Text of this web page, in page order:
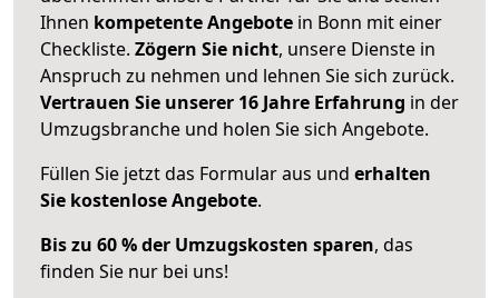
Ihnen kompetente Angebote in Bonn mit einer
Checkliste. Zögern Sie nicht, unsere Dienste in
Anspruch zu nehmen und lehnen Sie sich zurück.
Vertrauen Sie unserer 16 Jahre Erfahrung in der
Umzugsbranche und holen Sie sich Angebote.
Füllen Sie jetzt das Formular aus und erhalten
Sie kostenlose Angebote.
Bis zu 60 % der Umzugskosten sparen, das
finden Sie nur bei uns!